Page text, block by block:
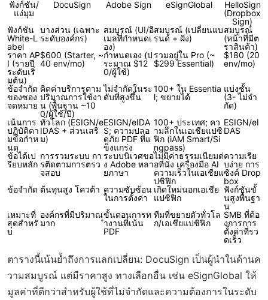
ฟังก์ชัน/
แง่มุม
DocuSign Adobe Sign eSignGlobal
HelloSign
(Dropbox
Sign)
ฟังก์ชัน
White-L
abel
บางส่วน (เฉพาะ
ระดับองค์กร)
สมบูรณ์ (UI/อี
เมลที่กำหนดเ
อง)
สมบูรณ์ (เปลี่ยนแบ
รนด์ + ฝัง)
สมบูรณ์
(หน้าที่มีต
ราสินค้า)
ราคา AP
I (รายปี
ระดับเริ่
มต้น)
$600 (Starter, ~
40 env/mo)
กำหนดเอง (ป
ระมาณ $12
0/ผู้ใช้)
รวมอยู่ใน Pro (~
$299 Essential)
$180 (20
env/mo)
ข้อจำกัด
ของซอง
จดหมาย
คิดค่าบริการตาม
ปริมาณการใช้งา
น (พื้นฐาน ~10
0/ผู้ใช้/ปี)
ไม่จำกัดในระ
ดับที่สูงขึ้น
100+ ใน Essentia
l; ขยายได้
แบ่งชั้น
(3- ไม่จำ
กัด)
เน้นการ
ปฏิบัติตา
มข้อกำห
นด
ทั่วโลก (ESIGN/e
IDAS + ส่วนเสริ
ม)
ESIGN/eIDA
S; ความปลอ
ดภัย PDF ที่แ
ข็งแกร่ง
100+ ประเทศ; คว
ามลึกในเอเชียแปซิ
ฟิก (iAM Smart/Si
ngpass)
ESIGN/eI
DAS
ข้อได้เป
รียบหลัก
การรวมระบบ กา
รติดตามการตรว
จสอบ
ระบบนิเวศขอ
ง Adobe หลา
ยภาษา
ไม่มีค่าธรรมเนียมต่
อที่นั่ง เครื่องมือ AI
ความเร็วในเอเชียแ
ปซิฟิก
ความเรีย
บง่าย การ
ซิงค์ Drop
box
ข้อจำกัด ต้นทุนสูง โควต้า ความซับซ้อน
ในการตั้งค่า
เกิดใหม่นอกเอเชีย
แปซิฟิก
ฟังก์ชันขั้
นสูงพื้นฐา
น
เหมาะที่
สุดสำหรั
บ
องค์กรที่มีปริมาณ
มาก
ขั้นตอนการท
ำงานที่เน้น
PDF
ทีมที่ขยายตัวทั่วโล
ก/เอเชียแปซิฟิก
SMB ที่ต้อ
งการการ
ตั้งค่าที่รว
ดเร็ว
ตารางนี้เน้นย้ำถึงการแลกเปลี่ยน: DocuSign เป็นผู้นำในด้านค
วามสมบูรณ์ แต่มีราคาสูง ทางเลือกอื่น เช่น eSignGlobal ให้
มูลค่าที่ดีกว่าสำหรับผู้ใช้ที่ไม่จำกัดและความต้องการในระดับ